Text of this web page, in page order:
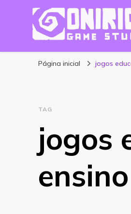
Blog
Página inicial jogos
TAG
jogos